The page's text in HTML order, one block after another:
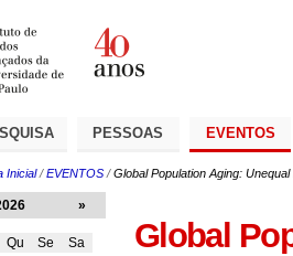
PESSOAS EVENTOS
Inicial /EVENTOS /Global Population Aging:
Global
»
Qu Se
Sa